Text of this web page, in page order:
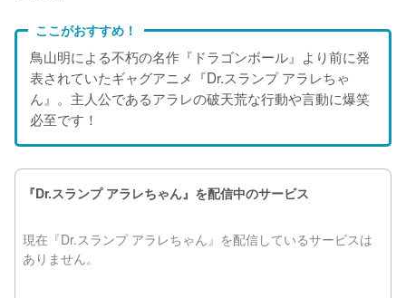
ここがおすすめ！
鳥山明による不朽の名作『ドラゴンボール』より前に発
表されていたギャグアニメ『Dr.スランプ アラレちゃ
ん』。主人公であるアラレの破天荒な行動や言動に爆笑
必至です！